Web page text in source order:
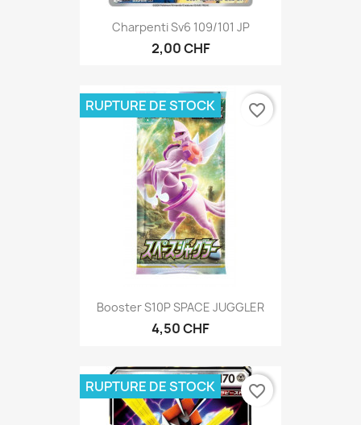
Charpenti Sv6 109/101 JP
2,00 CHF
Booster S10P SPACE JUGGLER
4,50 CHF
RUPTURE DE STOCK favorite_border
RUPTURE DE STOCK favorite_border